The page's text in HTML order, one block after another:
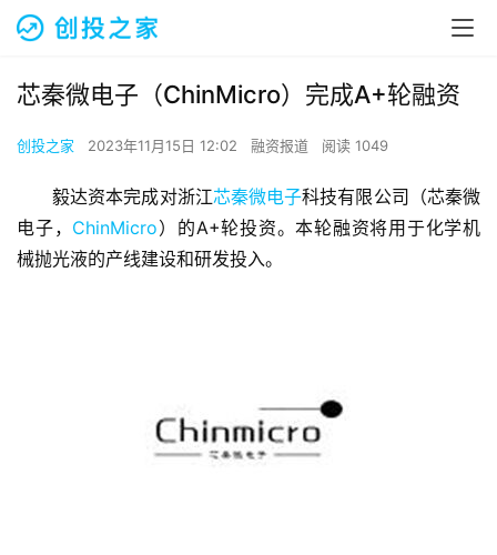
芯秦微电子（ChinMicro）完成A+轮融资
创投之家 2023年11月15日 12:02 融资报道 阅读 1049
毅达资本完成对浙江芯秦微电子科技有限公司（芯秦微
电子， ChinMicro）的A+轮投资。本轮融资将用于化学机
械抛光液的产线建设和研发投入。